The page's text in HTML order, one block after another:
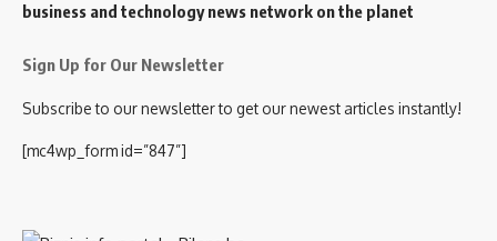
business and technology news network on the planet
Sign Up for Our Newsletter
Subscribe to our newsletter to get our newest articles instantly!
[mc4wp_form id=”847”]